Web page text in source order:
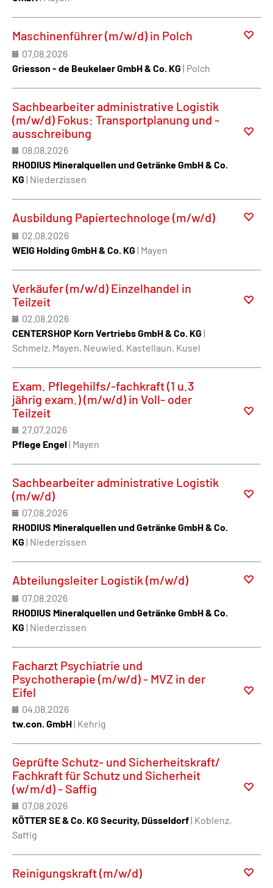
Maschinenführer (m/w/d) in Polch
07.08.2026
Griesson - de Beukelaer GmbH & Co. KG | Polch
Sachbearbeiter administrative Logistik
(m/w/d) Fokus: Transportplanung und -
ausschreibung
08.08.2026
RHODIUS Mineralquellen und Getränke GmbH & Co.
KG | Niederzissen
Ausbildung Papiertechnologe (m/w/d)
02.08.2026
WEIG Holding GmbH & Co. KG | Mayen
Verkäufer (m/w/d) Einzelhandel in
Teilzeit
02.08.2026
CENTERSHOP Korn Vertriebs GmbH & Co. KG |
Schmelz, Mayen, Neuwied, Kastellaun, Kusel
Exam. Pflegehilfs/-fachkraft (1 u.3
jährig exam.) (m/w/d) in Voll- oder
Teilzeit
27.07.2026
Pflege Engel| Mayen
Sachbearbeiter administrative Logistik
(m/w/d)
07.08.2026
RHODIUS Mineralquellen und Getränke GmbH & Co.
KG | Niederzissen
Abteilungsleiter Logistik (m/w/d)
07.08.2026
RHODIUS Mineralquellen und Getränke GmbH & Co.
KG | Niederzissen
Facharzt Psychiatrie und
Psychotherapie (m/w/d) - MVZ in der
Eifel
04.08.2026
tw.con. GmbH| Kehrig
Geprüfte Schutz- und Sicherheitskraft/
Fachkraft für Schutz und Sicherheit
(w/m/d) - Saffig
07.08.2026
KÖTTER SE & Co. KG Security, Düsseldorf| Koblenz,
Saffig
Reinigungskraft (m/w/d)